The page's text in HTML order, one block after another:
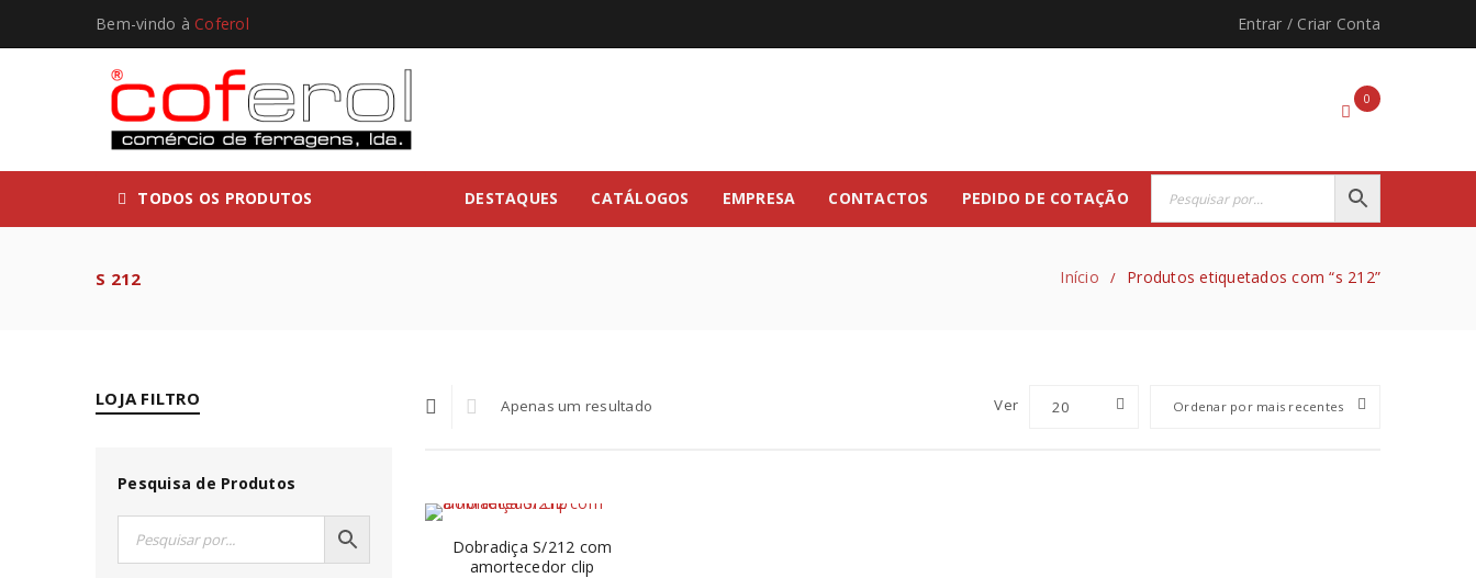
Bem-vindo à Coferol Entrar / Criar Conta
0
TODOS OS PRODUTOS DESTAQUES CATÁLOGOS EMPRESA CONTACTOS PEDIDO DE COTAÇÃO
S 212 Início / Produtos etiquetados com “s 212”
LOJA FILTRO
Pesquisa de Produtos
Apenas um resultado Ordenar por mais recentes
Ver 20
Dobradiça S/212 com
amortecedor clip